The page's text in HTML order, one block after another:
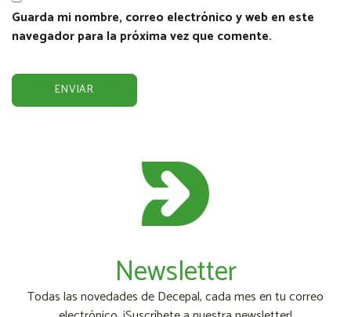
Guarda mi nombre, correo electrónico y web en este
navegador para la próxima vez que comente.
Newsletter
Todas las novedades de Decepal, cada mes en tu correo